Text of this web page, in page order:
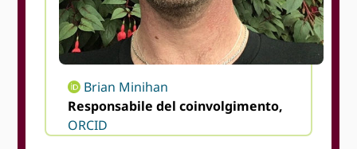
Brian Minihan
Responsabile del coinvolgimento,
ORCID